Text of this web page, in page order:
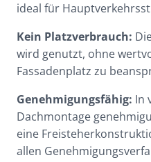
ideal für
Kein Platzverbrauch:
wird genutzt, ohne
Fassadenplatz zu
Genehmigungsfähig: In
Dachmontage
eine
allen